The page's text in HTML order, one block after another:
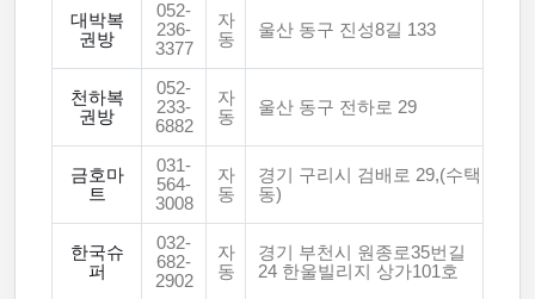
대박복
권방
052-
236-
3377
자
동
울산 동구 진성8길 133
천하복
권방
052-
233-
6882
자
동
울산 동구 전하로 29
금호마
트
031-
564-
3008
자
동
경기 구리시 검배로 29,(수택
동)
한국슈
퍼
032-
682-
2902
자
동
경기 부천시 원종로35번길
24 한울빌리지 상가101호